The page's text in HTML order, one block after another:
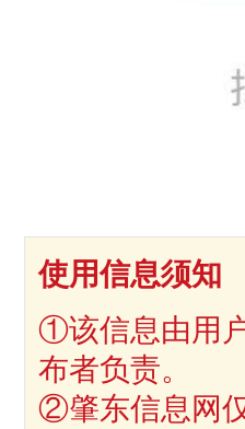
使用信息须知
①该信息由用
布者负责。
②肇东信息网